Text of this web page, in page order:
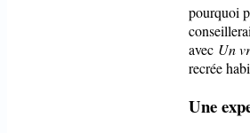
pourquoi
avec Un
recrée
Une